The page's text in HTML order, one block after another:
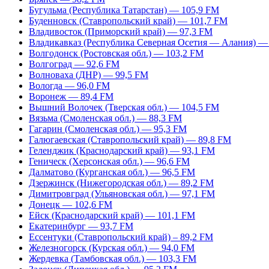
Бугульма (Республика Татарстан) — 105,9 FM
Буденновск (Ставропольский край) — 101,7 FM
Владивосток (Приморский край) — 97,3 FM
Владикавказ (Республика Северная Осетия — Алания)
Волгодонск (Ростовская обл.) — 103,2 FM
Волгоград — 92,6 FM
Волноваха (ДНР) — 99,5 FM
Вологда — 96,0 FM
Воронеж — 89,4 FM
Вышний Волочек (Тверская обл.) — 104,5 FM
Вязьма (Смоленская обл.) — 88,3 FM
Гагарин (Смоленская обл.) — 95,3 FM
Галюгаевская (Ставропольский край) — 89,8 FM
Геленджик (Краснодарский край) — 93,1 FM
Геническ (Херсонская обл.) — 96,6 FM
Далматово (Курганская обл.) — 96,5 FM
Дзержинск (Нижегородская обл.) — 89,2 FM
Димитровград (Ульяновская обл.) — 97,1 FM
Донецк — 102,6 FM
Ейск (Краснодарский край) — 101,1 FM
Екатеринбург — 93,7 FM
Ессентуки (Ставропольский край) – 89,2 FM
Железногорск (Курская обл.) — 94,0 FM
Жердевка (Тамбовская обл.) — 103,3 FM